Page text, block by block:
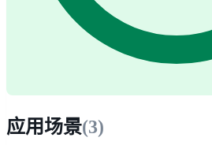
应用场景(3)